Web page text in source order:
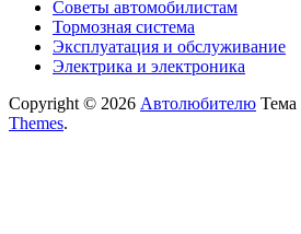
Советы автомобилистам
Тормозная система
Эксплуатация и обслуживание
Электрика и электроника
Copyright © 2026 Автолюбителю Тема
Themes.